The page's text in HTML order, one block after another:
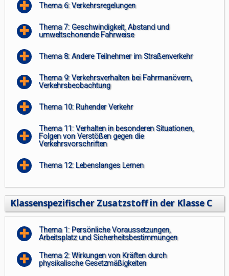
Thema 6: Verkehrsregelungen
Thema 7: Geschwindigkeit, Abstand und
umweltschonende Fahrweise
Thema 8: Andere Teilnehmer im Straßenverkehr
Thema 9: Verkehrsverhalten bei Fahrmanövern,
Verkehrsbeobachtung
Thema 10: Ruhender Verkehr
Thema 11: Verhalten in besonderen Situationen,
Folgen von Verstößen gegen die
Verkehrsvorschriften
Thema 12: Lebenslanges Lernen
Klassenspezifischer Zusatzstoff in der Klasse C
Thema 1: Persönliche Voraussetzungen,
Arbeitsplatz und Sicherheitsbestimmungen
Thema 2: Wirkungen von Kräften durch
physikalische Gesetzmäßigkeiten